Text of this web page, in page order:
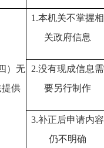
）无
提供
1.本机关不掌握相
关政府信息
2.没有现成信息需
要另行制作
3.补正后申请内容
仍不明确